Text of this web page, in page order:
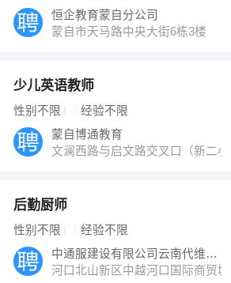
恒企教育蒙自分公司
蒙自市天马路中央大街6栋3楼
少儿英语教师
性别不限 经验不限
蒙自博通教育
文澜西路与启文路交叉口（新二
后勤厨师
性别不限 经验不限
中通服建设有限公司云南代维项目部
河口北山新区中越河口国际商贸